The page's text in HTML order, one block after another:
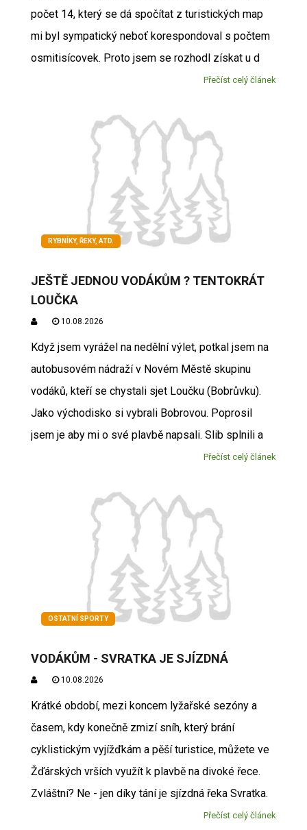
počet 14, který se dá spočítat z turistických map
mi byl sympatický neboť korespondoval s počtem
osmitisícovek. Proto jsem se rozhodl získat u d
Přečíst celý článek
RYBNÍKY, ŘEKY, ATD.
JEŠTĚ JEDNOU VODÁKŮM ? TENTOKRÁT
LOUČKA
10.08.2026
Když jsem vyrážel na nedělní výlet, potkal jsem na
autobusovém nádraží v Novém Městě skupinu
vodáků, kteří se chystali sjet Loučku (Bobrůvku).
Jako východisko si vybrali Bobrovou. Poprosil
jsem je aby mi o své plavbě napsali. Slib splnili a
Přečíst celý článek
OSTATNÍ SPORTY
VODÁKŮM - SVRATKA JE SJÍZDNÁ
10.08.2026
Krátké období, mezi koncem lyžařské sezóny a
časem, kdy konečně zmizí sníh, který brání
cyklistickým vyjížďkám a pěší turistice, můžete ve
Žďárských vrších využít k plavbě na divoké řece.
Zvláštní? Ne - jen díky tání je sjízdná řeka Svratka.
Přečíst celý článek